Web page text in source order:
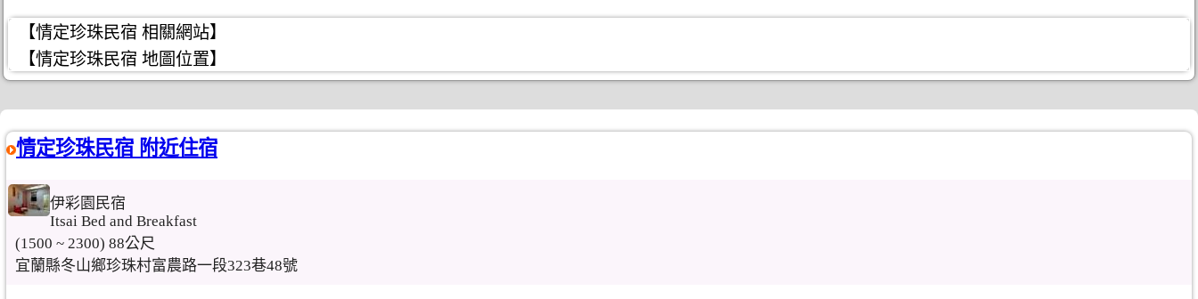
【情定珍珠民宿 相關網站】
【情定珍珠民宿 地圖位置】
情定珍珠民宿 附近住宿
伊彩園民宿
Itsai Bed and Breakfast
(1500 ~ 2300) 88公尺
宜蘭縣冬山鄉珍珠村富農路一段323巷48號